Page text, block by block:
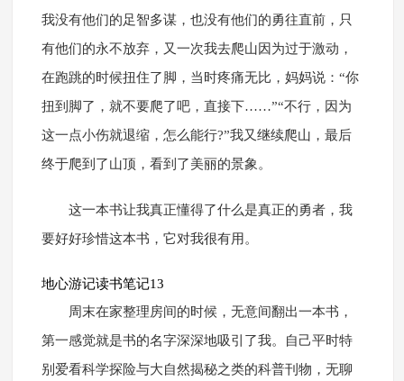
我没有他们的足智多谋，也没有他们的勇往直前，只
有他们的永不放弃，又一次我去爬山因为过于激动，
在跑跳的时候扭住了脚，当时疼痛无比，妈妈说：“你
扭到脚了，就不要爬了吧，直接下……”“不行，因为
这一点小伤就退缩，怎么能行?”我又继续爬山，最后
终于爬到了山顶，看到了美丽的景象。
这一本书让我真正懂得了什么是真正的勇者，我
要好好珍惜这本书，它对我很有用。
地心游记读书笔记13
周末在家整理房间的时候，无意间翻出一本书，
第一感觉就是书的名字深深地吸引了我。自己平时特
别爱看科学探险与大自然揭秘之类的科普刊物，无聊